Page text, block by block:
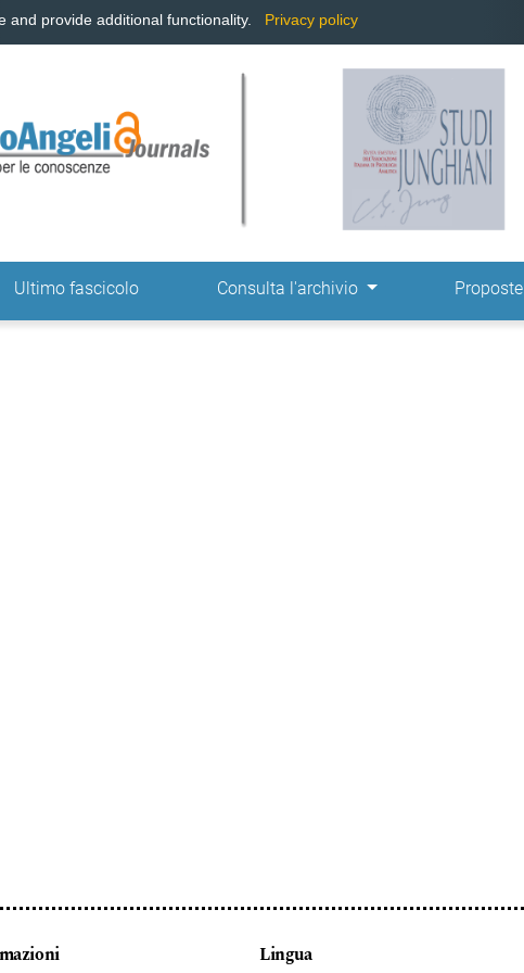
Ultimo fascicolo Consulta l'archivio Proposte
Lingua
provide additional functionality. Privacy policy